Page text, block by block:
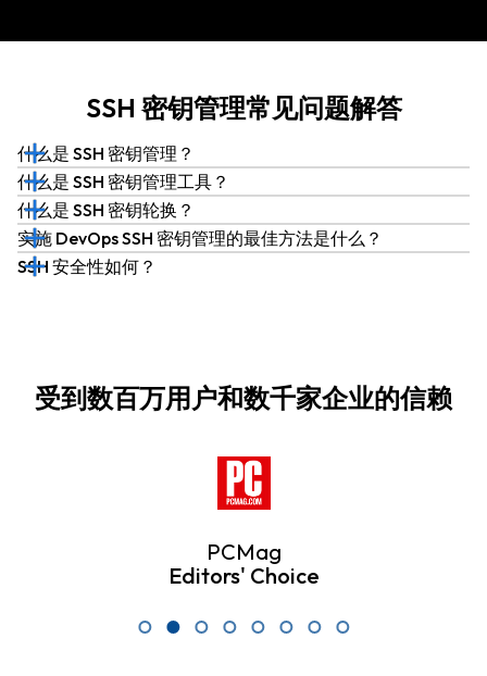
SSH 密钥管理常见问题解答
什么是 SSH 密钥管理？
什么是 SSH 密钥管理工具？
什么是 SSH 密钥轮换？
实施 DevOps SSH 密钥管理的最佳方法是什么？
SSH 安全性如何？
受到数百万用户和数千家企业的信赖
PCMag
Editors' Choice